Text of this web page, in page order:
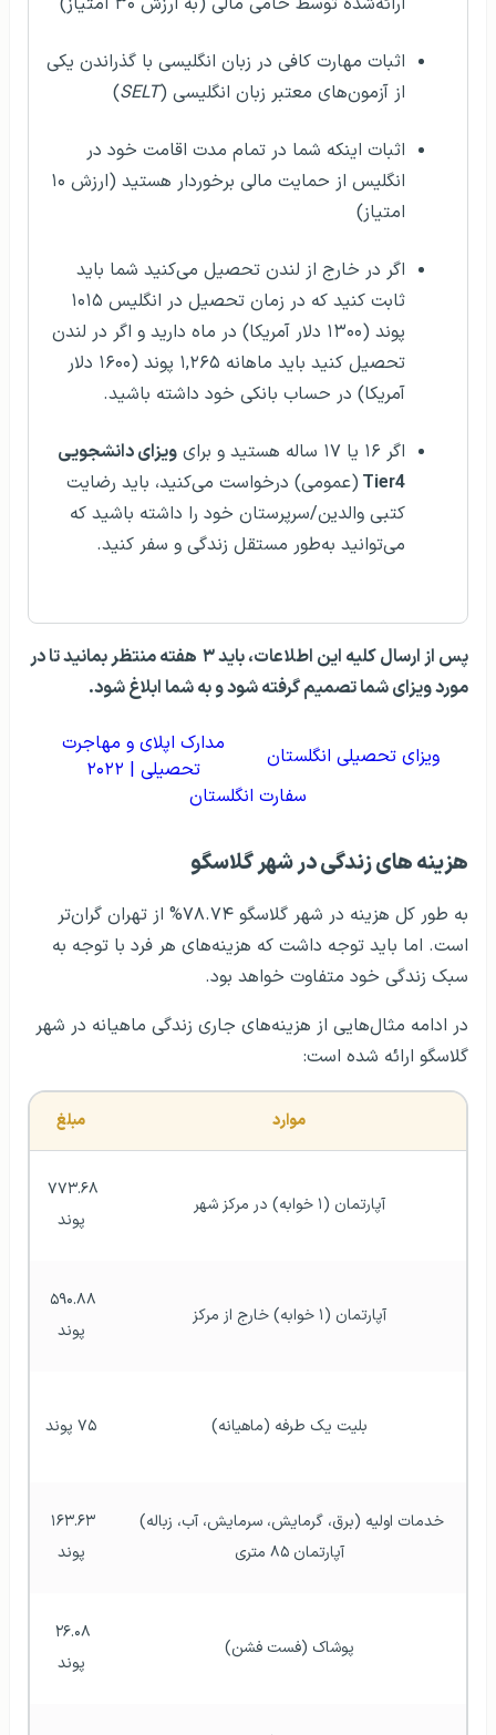
اثبات مهارت کافی در زبان انگلیسی با گذراندن یکی
از آزمون‌های معتبر زبان انگلیسی (SELT
)
اثبات اینكه شما در تمام مدت اقامت خود در
انگلیس از حمایت مالی برخوردار هستید (ارزش ۱۰
امتیاز)
اگر در خارج از لندن تحصیل می‌کنید شما باید
ثابت کنید که در زمان تحصیل در انگلیس ۱۰۱۵
پوند (۱۳۰۰ دلار آمریکا) در ماه دارید و اگر در لندن
تحصیل کنید باید ماهانه ۱,۲۶۵ پوند (۱۶۰۰ دلار
آمریکا) در حساب بانکی خود داشته باشید.
اگر ۱۶ یا ۱۷ ساله هستید و برای
ویزای دانشجویی
Tier4 (عمومی) درخواست می‌کنید، باید رضایت
کتبی والدین/سرپرستان خود را داشته باشید که
می‌توانید به‌طور مستقل زندگی و سفر کنید.
پس از ارسال کلیه این اطلاعات، باید ۳
هفته منتظر بمانید تا در
مورد ویزای شما تصمیم گرفته شود و به شما ابلاغ شود.
ویزای تحصیلی انگلستان
مدارک اپلای و مهاجرت
تحصیلی | ۲۰۲۲
سفارت انگلستان
هزينه های زندگی در شهر گلاسگو
به طور کل هزینه در شهر گلاسگو ۷۸.۷۴% از تهران گران‌تر
است. اما باید توجه داشت که هزینه‌های هر فرد با توجه به
سبک زندگی خود متفاوت خواهد بود.
در ادامه مثال­‌هایی از هزینه­‌های جاری زندگی ماهیانه در شهر
گلاسگو ارائه شده است:
موارد مبلغ
آپارتمان (۱ خوابه) در مرکز شهر
پوند
آپارتمان (۱ خوابه) خارج از مرکز
پوند
بلیت یک طرفه (ماهیانه) ۷۵ پوند
آپارتمان ۸۵ متری
پوند
پوشاک (فست فشن)
پوند